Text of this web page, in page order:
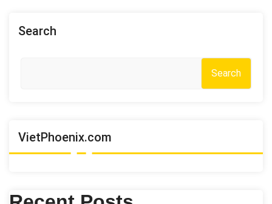
Search
Search
VietPhoenix.com